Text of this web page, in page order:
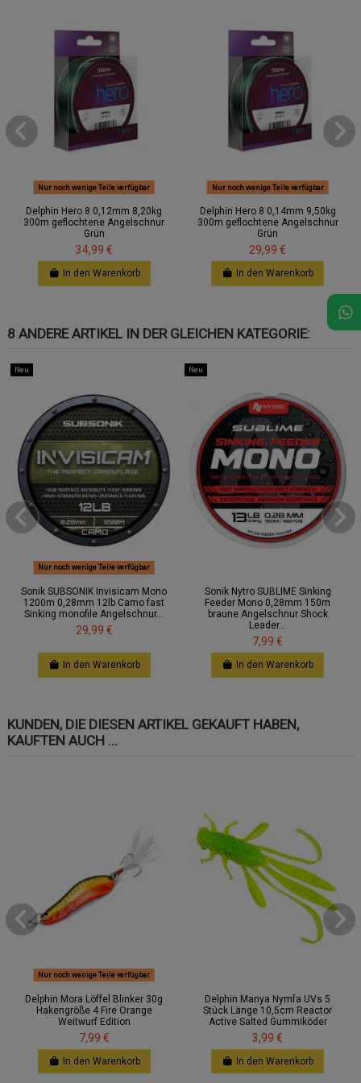
Nur noch wenige Teile verfügbar
Delphin Hero 8 0,12mm 8,20kg
300m geflochtene Angelschnur
Grün
34,99 €
In den Warenkorb
Nur noch wenige Teile verfügbar
Delphin Hero 8 0,14mm 9,50kg
300m geflochtene Angelschnur
Grün
29,99 €
In den Warenkorb
8 ANDERE ARTIKEL IN DER GLEICHEN KATEGORIE:
Neu
Nur noch wenige Teile verfügbar
Sonik SUBSONIK Invisicam Mono
1200m 0,28mm 12lb Camo fast
Sinking monofile Angelschnur...
29,99 €
In den Warenkorb
Neu
Sonik Nytro SUBLIME Sinking
Feeder Mono 0,28mm 150m
braune Angelschnur Shock
Leader...
7,99 €
In den Warenkorb
KUNDEN, DIE DIESEN ARTIKEL GEKAUFT HABEN,
KAUFTEN AUCH ...
Nur noch wenige Teile verfügbar
Delphin Mora Löffel Blinker 30g
Hakengröße 4 Fire Orange
Weitwurf Edition
7,99 €
In den Warenkorb
Delphin Manya Nymfa UVs 5
Stück Länge 10,5cm Reactor
Active Salted Gummiköder
3,99 €
In den Warenkorb